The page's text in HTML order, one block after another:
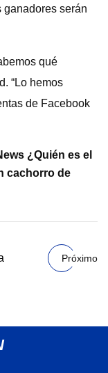
ganadores serán
qué
“Lo hemos
de Facebook
¿Quién es el
cachorro de
Próximo